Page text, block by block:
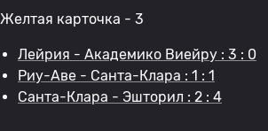
Желтая карточка - 3
Лейрия - Академико Виейру : 3 : 0
Риу-Аве - Санта-Клара : 1 : 1
Санта-Клара - Эшторил : 2 : 4